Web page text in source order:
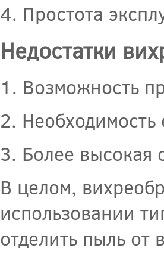
4. Простота
Недостатки
1. Возможность
2.
3. Более высокая
В целом,
использовании
отделить пыль от